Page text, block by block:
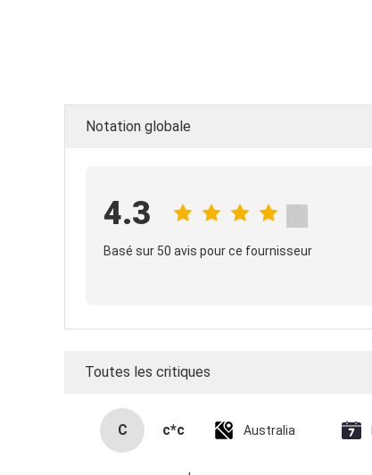
Notation globale
4.3
Basé sur 50 avis pour ce fournisseur
Toutes les critiques
C c*c Australia